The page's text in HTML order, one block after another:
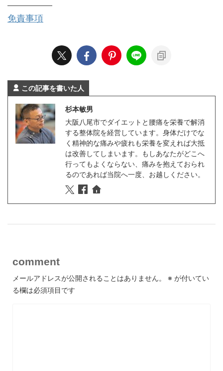
免責事項
この記事を書いた人
杉本敏男
大阪八尾市でダイエットと腰痛を栄養で解消
する整体院を経営しています。身体だけでな
く精神的な痛みや疲れも栄養を変えれば大抵
は改善してしまいます。もしあなたがどこへ
行ってもよくならない、痛みを抱えておられ
るのであれば当院へ一度、お越しください。
comment
メールアドレスが公開されることはありません。 ※ が付いてい
る欄は必須項目です